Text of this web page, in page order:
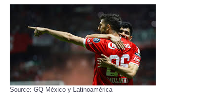
Source: GQ México y Latinoamérica